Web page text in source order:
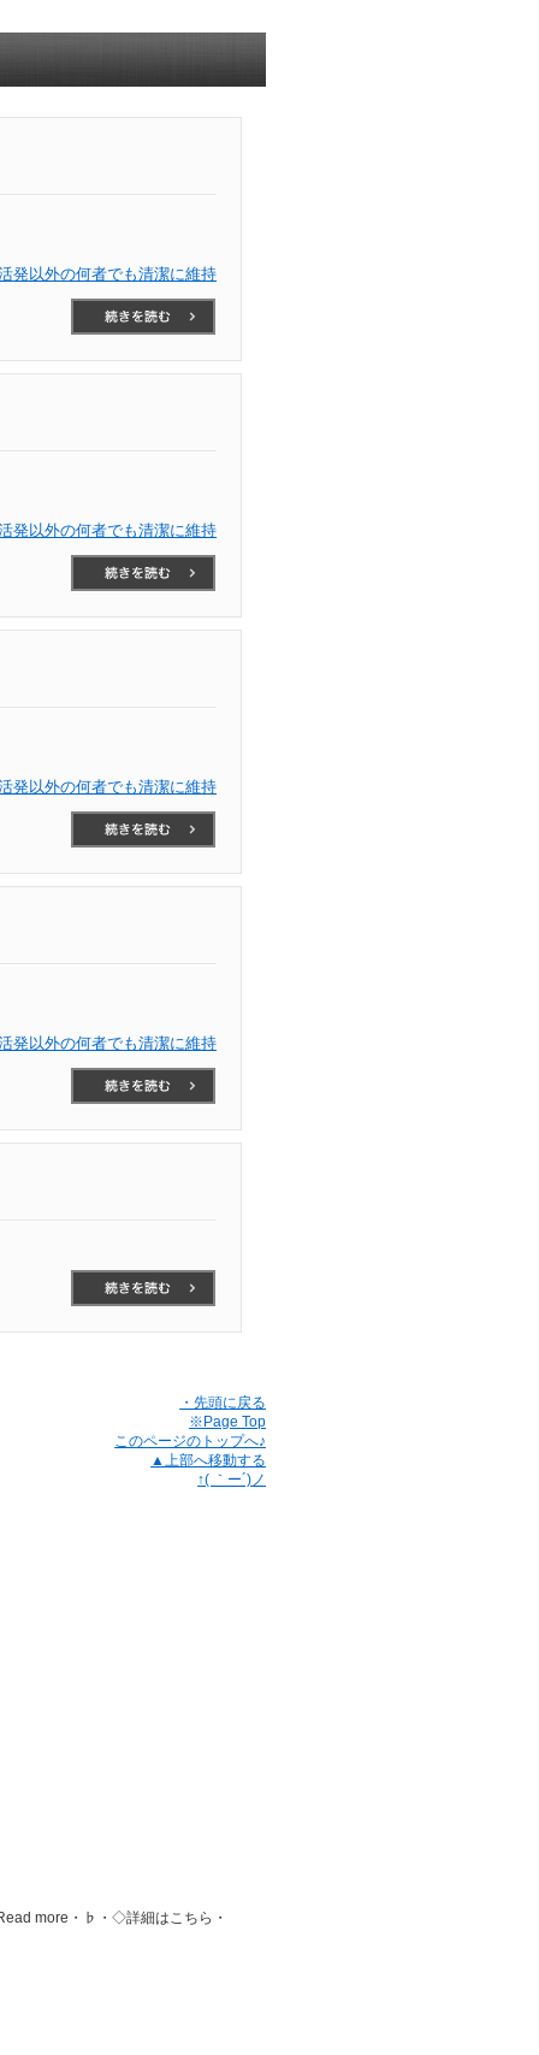
発以外の何者でも清潔に維持
発以外の何者でも清潔に維持
発以外の何者でも清潔に維持
発以外の何者でも清潔に維持
・先頭に戻る
※Page Top
このページのトップへ♪
▲上部へ移動する
↑( ｀ー´)ノ
more・♭・◇詳細はこちら・